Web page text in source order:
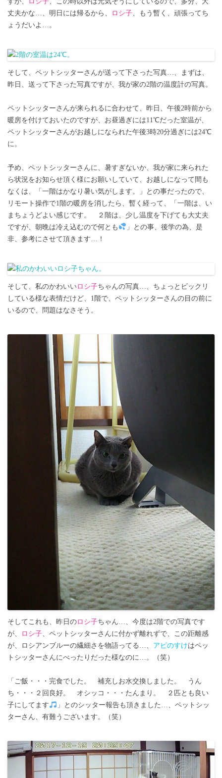
丈夫かな…、明日には帰るから、
ロシ子 、もう暫く、頑張ってち
ょうだいよ…。
そして、ペットシッターさんが送って下さった写真…、まずは、
昨日、送って下さった写真ですが、我が家の2階の温度計の写真。
ペットシッターさんが来られるに合わせて、昨日、午後2時前から
暖房を付けておいたのですが、お昼過ぎには11℃だった室温が、
ペットシッターさんがお越しになられた午後3時20分過ぎには24℃
に。
予め、ペットシッターさんに、暑すぎないか、我が家に来られた
ら状況をお知らせ頂く様にお願いしていて、お越しになって間も
なくは、「一階はかなり暑い気がします。」との事だったので、
リモート操作で1階の暖房を消したら、暫く経って、「一階は、い
まちょうどよい感じです。 ２階は、少し温度を下げても大丈夫
ですが、朝晩は冷え込むので何とも
」との事、後学の為、是
非、参考にさせて頂きます…！
そして、私のかわいいロシ子ちゃんの写真…、ちょっとビックリ
している様な表情だけど、1階で、ペットシッターさんの目の前に
いるので、問題はなさそう。
そしてこれも、昨日のロシ子ちゃん…、今度は2階での写真です
が、
ロシ子、ペットシッターさんに付かず離れずで、この距離感
が、ロシアンブルーの繊細さを物語ってる…、 アビのすけはペッ
トシッターさんにべったりだった様なのに…。（笑）
「ご飯・・・完食でした。 補充しお水交換しました。 うん
ち・・・２回良好。 オシッコ・・・たんまり。 ２匹とも良い
子にしてます
」とのシッター報告も頂きました…、ペットシッ
ターさん、有難うございます。（笑）